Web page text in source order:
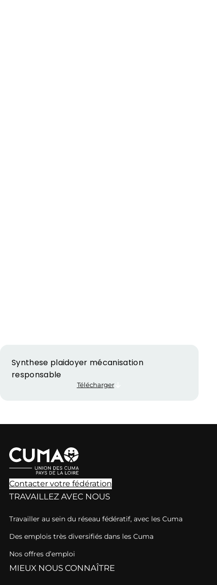
Synthese plaidoyer mécanisation
responsable
Télécharger
Contacter votre fédération
TRAVAILLEZ AVEC NOUS
Travailler au sein du réseau fédératif, avec les Cuma
Des emplois très diversifiés dans les Cuma
Nos offres d’emploi
MIEUX NOUS CONNAÎTRE